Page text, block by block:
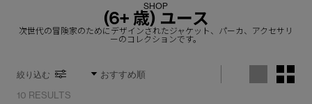
ディスカバー
新着アイテム
新着アイテム
ベビー（0‐24ヵ月)
CANADA GOOSE Generationsは、アウター
SHOP
(6+ 歳) ユース
次世代の冒険家のためにデザインされたジャケット、パーカ、アクセサリ
ーのコレクションです。
絞り込む
10 RESULTS